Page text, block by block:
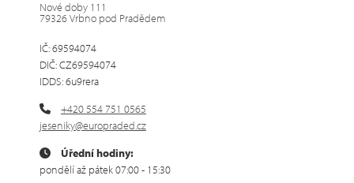
Nové doby 111
79326 Vrbno pod Pradědem
IČ: 69594074
DIČ: CZ69594074
IDDS: 6u9rera
+420 554 751 0565
jeseniky@europraded.cz
Úřední hodiny:
pondělí až pátek 07:00 - 15:30